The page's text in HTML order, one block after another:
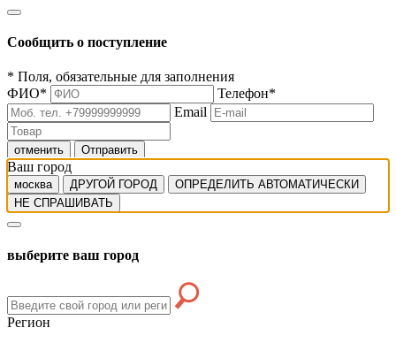
Сообщить о поступление
* Поля, обязательные для заполнения
ФИО* Телефон*
Email
отменить Отправить
Ваш город
москва ДРУГОЙ ГОРОД
ОПРЕДЕЛИТЬ АВТОМАТИЧЕСКИ
НЕ СПРАШИВАТЬ
выберите ваш город
Регион